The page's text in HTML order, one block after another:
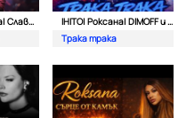
Крисия Тодорова| Слави Трифонов и Ку-ку бенд
IHITO| Роксана| DIMOFF и Pameca
Трака трака